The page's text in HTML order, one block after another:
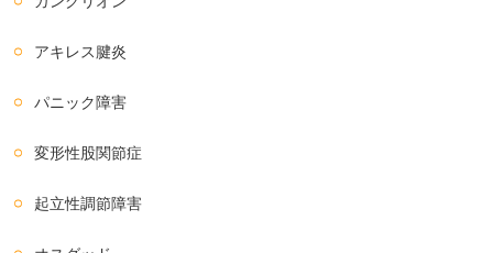
アキレス腱炎
パニック障害
変形性股関節症
起立性調節障害